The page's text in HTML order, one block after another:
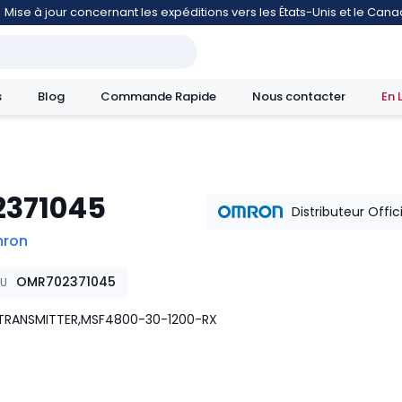
Mise à jour concernant les expéditions vers les États-Unis et le
Blog Commande Rapide Nous contacter En
Distributeur
OMR702371045
30-1200-RX